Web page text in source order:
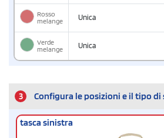
Rosso
melange
Unica
Verde
melange
Unica
3 Configura le posizioni e il tipo di
tasca sinistra